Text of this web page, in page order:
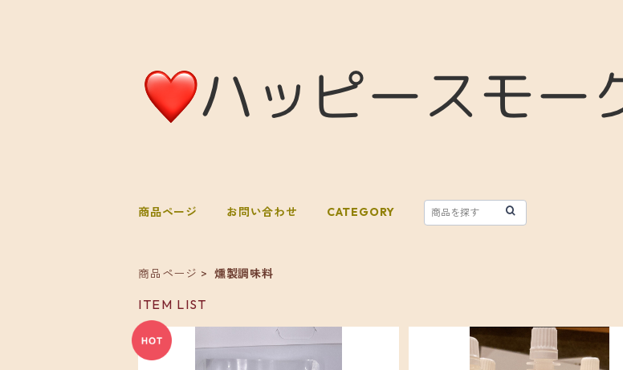
商品ページ お問い合わせ CATEGORY
商品ページ 燻製調味料
ITEM LIST